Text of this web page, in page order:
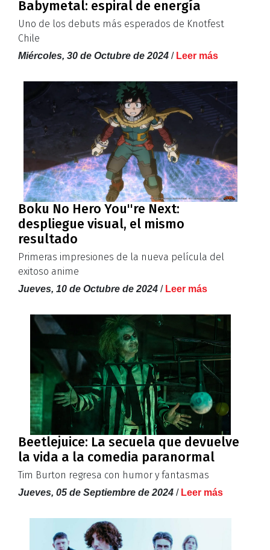
Babymetal: espiral de energía
Uno de los debuts más esperados de Knotfest
Chile
Miércoles, 30 de Octubre de 2024 / Leer más
Boku No Hero You''re Next:
despliegue visual, el mismo
resultado
Primeras impresiones de la nueva película del
exitoso anime
Jueves, 10 de Octubre de 2024 / Leer más
Beetlejuice: La secuela que devuelve
la vida a la comedia paranormal
Tim Burton regresa con humor y fantasmas
Jueves, 05 de Septiembre de 2024 / Leer más